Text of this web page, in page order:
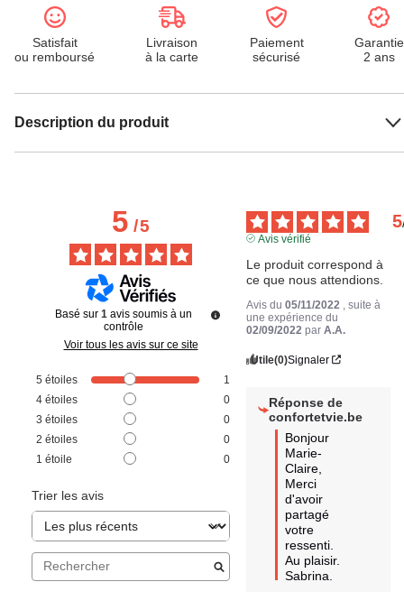
Satisfait
ou remboursé
Livraison
à la carte
Paiement
sécurisé
Garantie
2 ans
Description du produit
5/5
Basé sur 1 avis soumis à un
contrôle
Voir tous les avis sur ce site
5 étoiles
1
4 étoiles
0
3 étoiles
0
2 étoiles
0
1 étoile 0
Trier les avis
5
Avis vérifié
Le produit correspond à
ce que nous attendions.
Avis du05/11/2022
, suite à
une expérience du
02/09/2022 parA.A.
Utile(0)Signaler
Réponse de
confortetvie.be
Bonjour
Marie-
Claire,
Merci
d'avoir
partagé
votre
ressenti.
Au plaisir.
Sabrina.